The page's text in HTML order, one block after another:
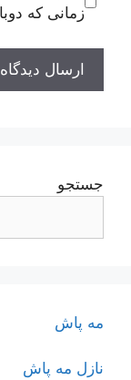
زمانی که
جستجو
مه پاش
نازل مه پاش